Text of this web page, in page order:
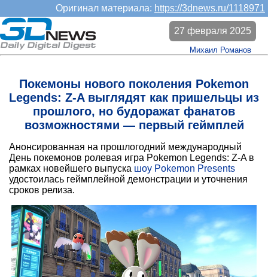
Оригинал материала: https://3dnews.ru/1118971
Покемоны нового поколения Pokemon
Legends: Z-A выглядят как пришельцы из
прошлого, но будоражат фанатов
возможностями — первый геймплей
27 февраля 2025
Михаил Романов
Анонсированная на прошлогодний международный
День покемонов ролевая игра Pokemon Legends: Z-A в
рамках новейшего выпуска шоу Pokemon Presents
удостоилась геймплейной демонстрации и уточнения
сроков релиза.